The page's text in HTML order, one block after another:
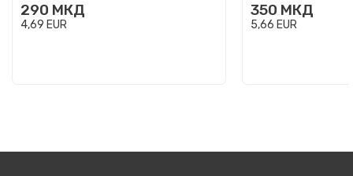
290 МКД
4,69 EUR
350 МКД
5,66 EUR